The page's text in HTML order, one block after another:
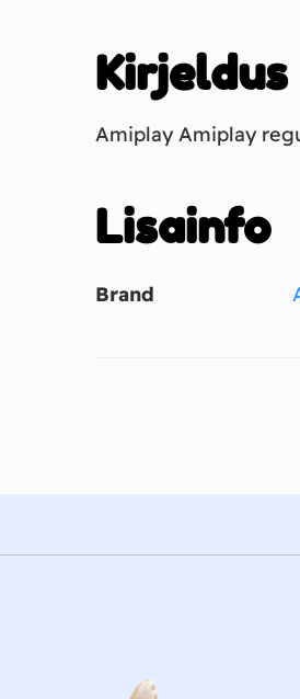
Kirjeldus
Amiplay Amiplay
Lisainfo
Brand